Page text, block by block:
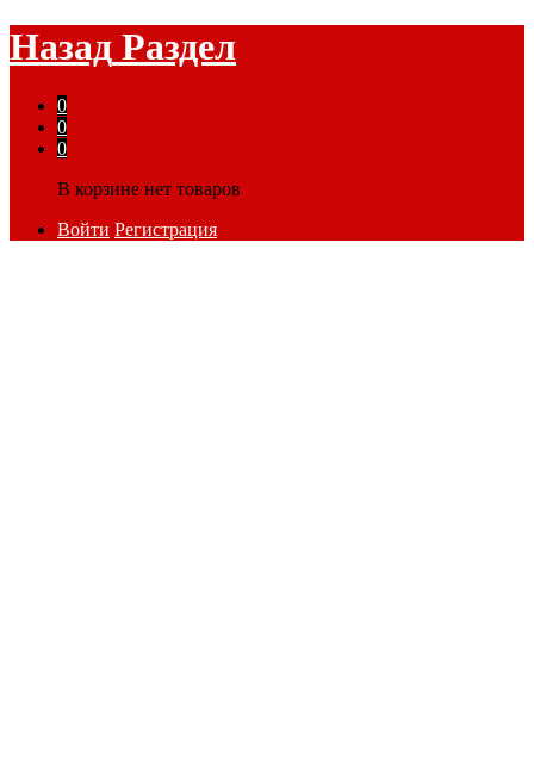
Назад Раздел
0
0
0
В корзине нет товаров
Войти Регистрация